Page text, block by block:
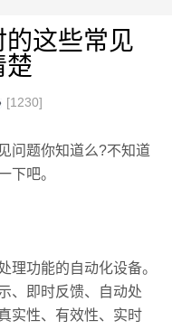
这些常见
楚
[1230]
问题你知道么?不知道
下吧。
功能的自动化设备。
、即时反馈、自动处
实性、有效性、实时